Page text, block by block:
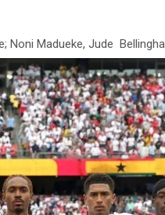
Noni Madueke, Jude